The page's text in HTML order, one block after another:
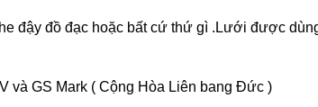
đậy đồ đạc hoặc bất cứ thứ gì .Lưới được
và GS Mark ( Cộng Hòa Liên bang Đức )